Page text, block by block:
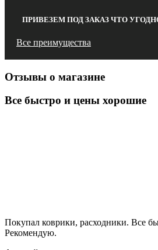
ПРИВЕЗЕМ ПОД ЗАКАЗ ЧТО
Все преимущества
Отзывы о магазине
Все быстро и цены хорошие
Покупал коврики, расходники. Все
Рекомендую.